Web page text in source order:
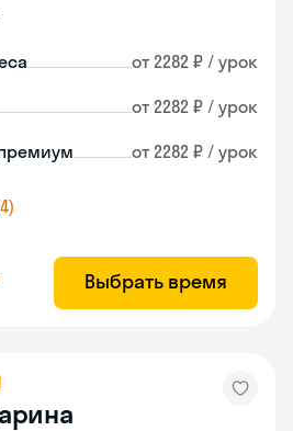
от 2282 ₽ / урок
от 2282 ₽ / урок
от 2282 ₽ / урок
Выбрать время